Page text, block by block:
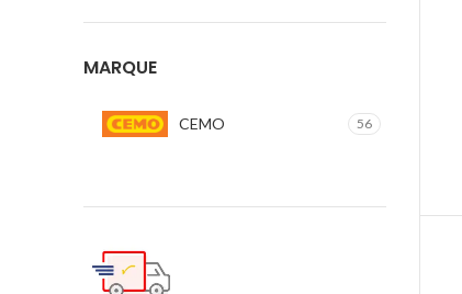
MARQUE
CEMO 56